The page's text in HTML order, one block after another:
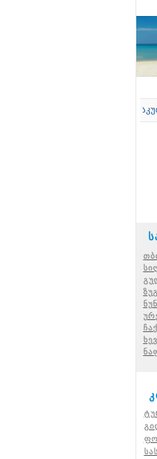
-ის საკუთარი